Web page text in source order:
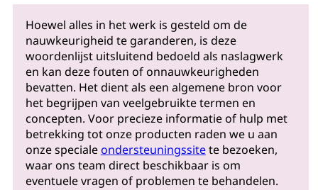
Hoewel alles in het werk is gesteld om de
nauwkeurigheid te garanderen, is deze
woordenlijst uitsluitend bedoeld als naslagwerk
en kan deze fouten of onnauwkeurigheden
bevatten. Het dient als een algemene bron voor
het begrijpen van veelgebruikte termen en
concepten. Voor precieze informatie of hulp met
betrekking tot onze producten raden we u aan
onze specialeondersteuningssitete bezoeken,
waar ons team direct beschikbaar is om
eventuele vragen of problemen te behandelen.